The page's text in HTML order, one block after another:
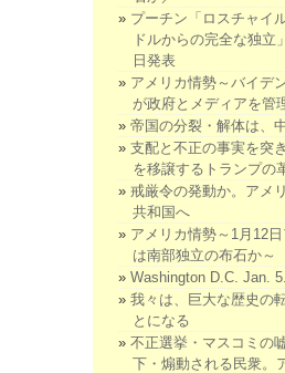
プーチン「ロスチャイ
ドルからの完全な独立
日発表
アメリカ情勢～バイデ
が政府とメディアを管
帝国の分裂・解体は、
支配と不正の事実を突
を移譲するトランプの
戒厳令の発動か。アメ
共和国へ
アメリカ情勢～1月12
は南部独立の布石か～
Washington D.C. Jan. 5.
我々は、巨大な歴史の
とになる
不正選挙・マスコミの
下・煽動される民衆。